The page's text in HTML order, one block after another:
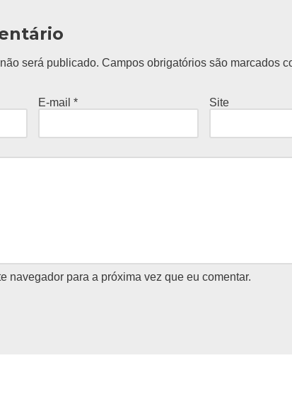
será publicado. Campos obrigatórios são marcados
E-mail* Site
navegador para a próxima vez que eu comentar.